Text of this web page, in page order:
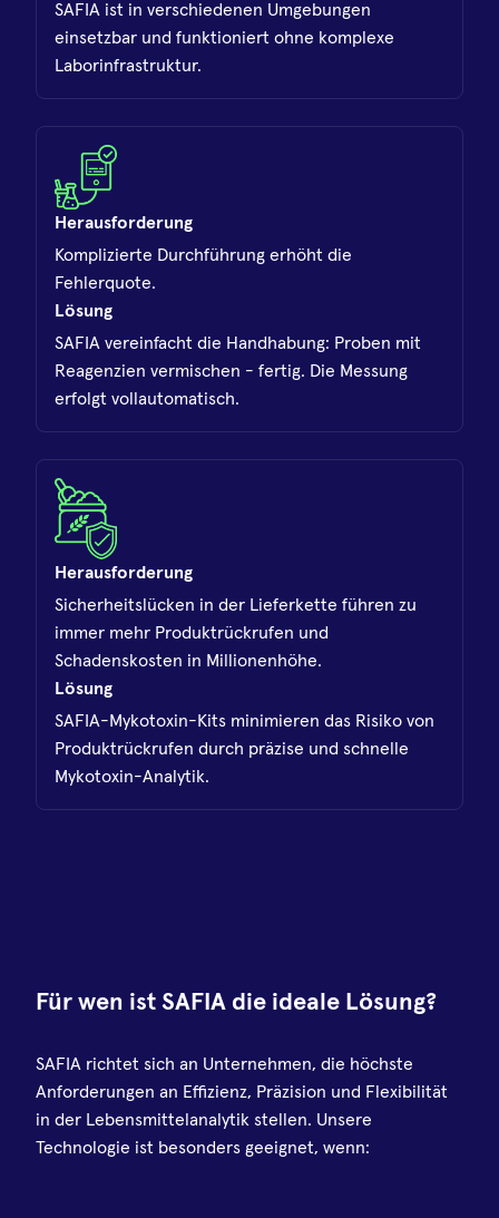
SAFIA ist in verschiedenen Umgebungen
einsetzbar und funktioniert ohne komplexe
Laborinfrastruktur.
Herausforderung
Komplizierte Durchführung erhöht die
Fehlerquote.
Lösung
SAFIA vereinfacht die Handhabung: Proben mit
Reagenzien vermischen - fertig. Die Messung
erfolgt vollautomatisch.
Herausforderung
Sicherheitslücken in der Lieferkette führen zu
immer mehr Produktrückrufen und
Schadenskosten in Millionenhöhe.
Lösung
SAFIA-Mykotoxin-Kits minimieren das Risiko von
Produktrückrufen durch präzise und schnelle
Mykotoxin-Analytik.
Für wen ist SAFIA die ideale Lösung?
SAFIA richtet sich an Unternehmen, die höchste
Anforderungen an Effizienz, Präzision und Flexibilität
in der Lebensmittelanalytik stellen. Unsere
Technologie ist besonders geeignet, wenn: